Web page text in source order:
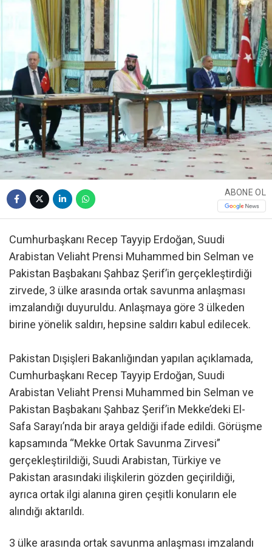
ABONE OL
Cumhurbaşkanı Recep Tayyip Erdoğan, Suudi
Arabistan Veliaht Prensi Muhammed bin Selman ve
Pakistan Başbakanı Şahbaz Şerif’in gerçekleştirdiği
zirvede, 3 ülke arasında ortak savunma anlaşması
imzalandığı duyuruldu. Anlaşmaya göre 3 ülkeden
birine yönelik saldırı, hepsine saldırı kabul edilecek.
Pakistan Dışişleri Bakanlığından yapılan açıklamada,
Cumhurbaşkanı Recep Tayyip Erdoğan, Suudi
Arabistan Veliaht Prensi Muhammed bin Selman ve
Pakistan Başbakanı Şahbaz Şerif’in Mekke’deki El-
Safa Sarayı’nda bir araya geldiği ifade edildi. Görüşme
kapsamında “Mekke Ortak Savunma Zirvesi”
gerçekleştirildiği, Suudi Arabistan, Türkiye ve
Pakistan arasındaki ilişkilerin gözden geçirildiği,
ayrıca ortak ilgi alanına giren çeşitli konuların ele
alındığı aktarıldı.
3 ülke arasında ortak savunma anlaşması imzalandı